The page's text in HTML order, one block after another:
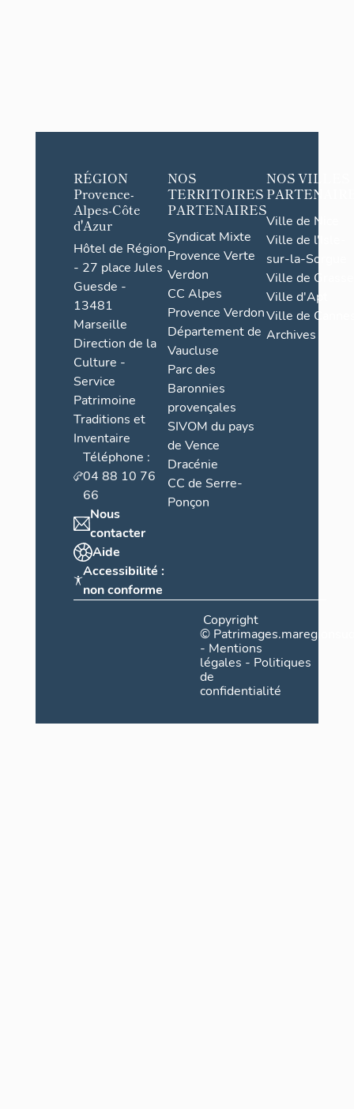
RÉGION
Provence-
Alpes-Côte
d'Azur
Hôtel de Région
- 27 place Jules
Guesde -
13481
Marseille
Direction de la
Culture -
Service
Patrimoine
Traditions et
Inventaire
Téléphone :
04 88 10 76
66
Nous
contacter
Aide
Accessibilité :
non conforme
NOS
TERRITOIRES
PARTENAIRES
Syndicat Mixte
Provence Verte
Verdon
CC Alpes
Provence Verdon
Département de
Vaucluse
Parc des
Baronnies
provençales
SIVOM du pays
de Vence
Dracénie
CC de Serre-
Ponçon
NOS VILLES
Ville de Nice
Ville de l'Isle-
sur-la-Sorgue
Ville de Grasse
Ville d'Apt
Ville de
Archives
Copyright
©
- Mentions
légales - Politiques
de
confidentialité